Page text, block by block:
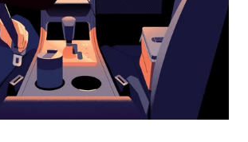
the
calendar.